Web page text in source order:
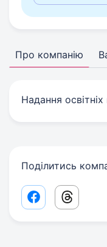
Про компанію
Надання освітніх
Поділитись
Facebook share
Threads